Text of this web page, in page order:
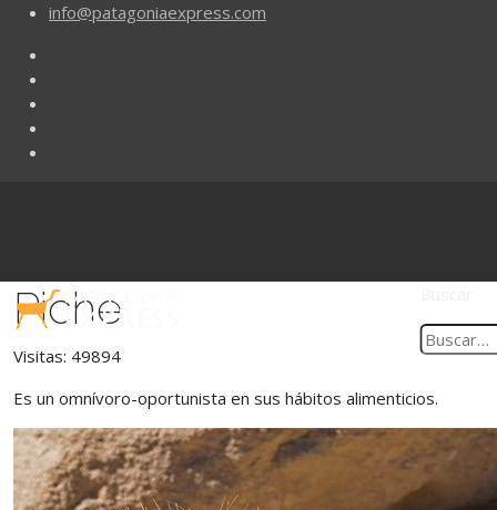
info@patagoniaexpress.com
Piche
Visitas: 49894
Es un omnívoro-oportunista en sus hábitos alimenticios.